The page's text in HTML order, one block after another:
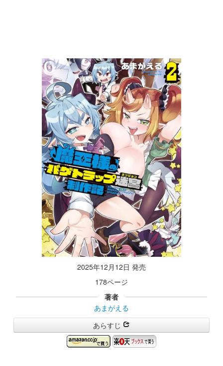
2025年12月12日 発売
178ページ
著者
あまがえる
あらすじ